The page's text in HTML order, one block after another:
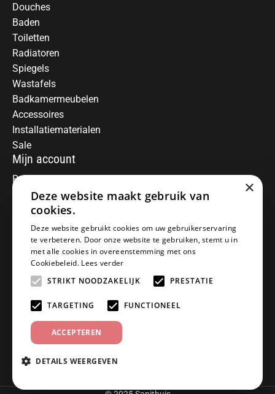
Douches
Baden
Toiletten
Radiatoren
Spiegels
Wastafels
Badkamermeubelen
Accessoires
Installatiematerialen
Sale
Mijn account
Registreren
Mijn bestellingen
Informatie
Over ons
Algemene voorwaarden
Disclaimer
Privacy Policy
Betaalmethoden
Retourneren
Klantenservice
Offerte aanvragen
Contact
×
Deze website maakt gebruik van
cookies.
Deze website gebruikt cookies om uw gebruikerservaring
te verbeteren. Door onze website te gebruiken, stemt u in
met alle cookies in overeenstemming met ons
Cookiebeleid. Lees verder
STRIKT NOODZAKELIJK
PRESTATIE
TARGETING FUNCTIONEEL
ACCEPTEREN
DETAILS WEERGEVEN